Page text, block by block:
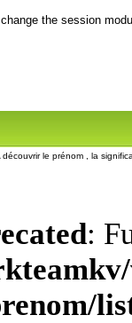
the session
découvrir le prénom , la
: